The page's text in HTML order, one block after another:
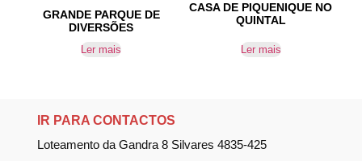
GRANDE PARQUE DE
DIVERSÕES
Ler mais
CASA DE PIQUENIQUE NO
QUINTAL
Ler mais
IR PARA CONTACTOS
Loteamento da Gandra 8 Silvares 4835-425